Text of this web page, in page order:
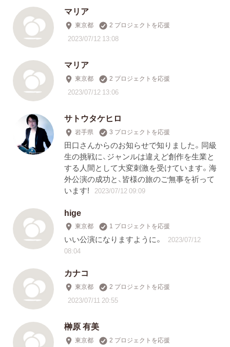
マリア
東京都 2 プロジェクトを応援
2023/07/12 13:08
マリア
東京都 2 プロジェクトを応援
2023/07/12 13:06
サトウタケヒロ
岩手県 3 プロジェクトを応援
田口さんからのお知らせで知りました。同級
生の挑戦に、ジャンルは違えど創作を生業と
する人間として大変刺激を受けています。海
外公演の成功と、皆様の旅のご無事を祈って
います!
2023/07/12 09:09
hige
東京都 1 プロジェクトを応援
いい公演になりますように。
2023/07/12
08:04
カナコ
東京都 2 プロジェクトを応援
2023/07/11 20:55
榊原 有美
東京都 2 プロジェクトを応援